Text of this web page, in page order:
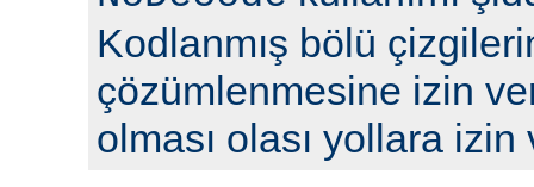
Kodlanmış bölü
çözümlenmesine izin
olması olası yollara